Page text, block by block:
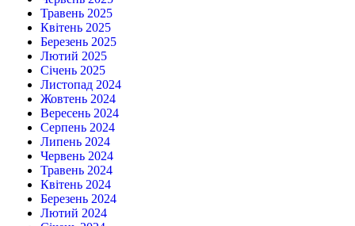
Травень 2025
Квітень 2025
Березень 2025
Лютий 2025
Січень 2025
Листопад 2024
Жовтень 2024
Вересень 2024
Серпень 2024
Липень 2024
Червень 2024
Травень 2024
Квітень 2024
Березень 2024
Лютий 2024